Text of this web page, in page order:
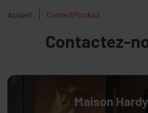
Accueil ContactProduct
Contactez-
Maison Hardy